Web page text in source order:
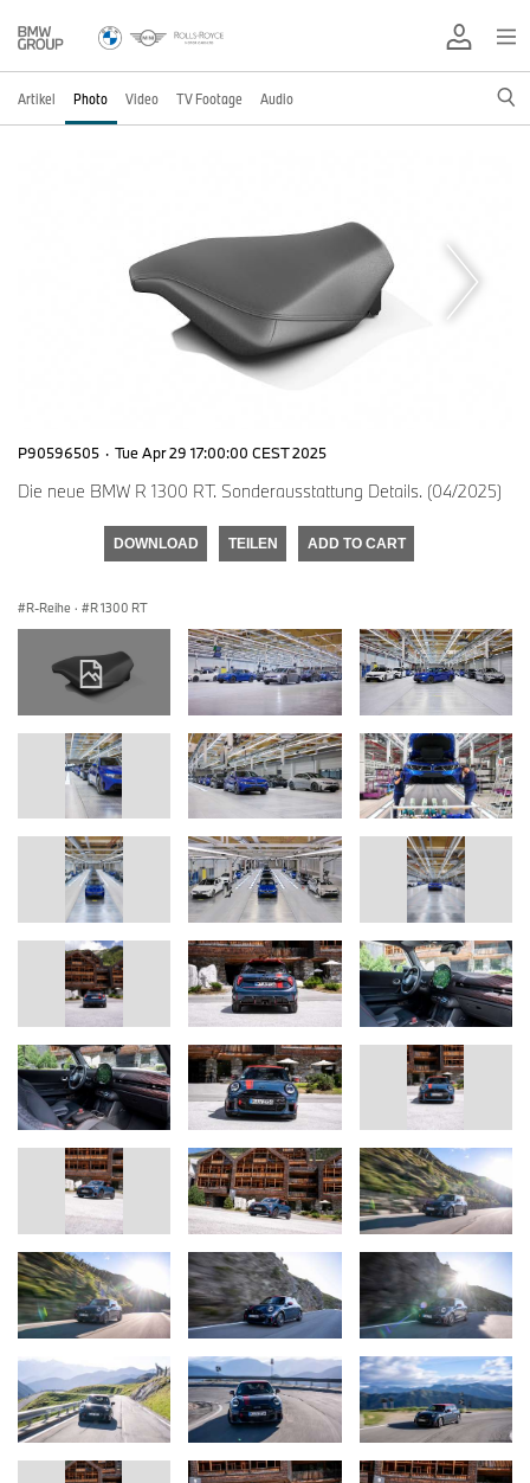
Artikel Photo Video TV Footage Audio
P90596505 · Tue Apr 29 17:00:00 CEST 2025
Die neue BMW R 1300 RT. Sonderausstattung Details. (04/2025)
DOWNLOAD TEILEN ADD TO CART
R-Reihe · R 1300 RT